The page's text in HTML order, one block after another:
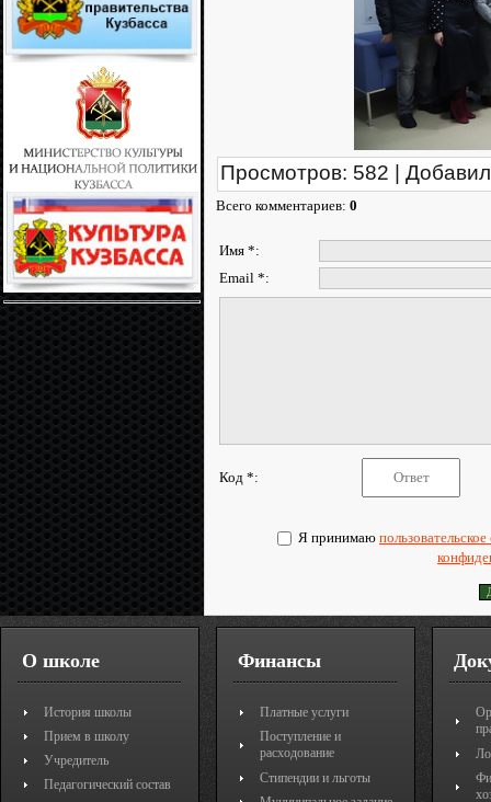
Просмотров: 582 Добавил
Всего комментариев: 0
Имя *:
Email *:
Код *:
Я принимаю
О школе
История школы
Прием в школу
Учредитель
Педагогический состав
Финансы
Платные услуги
Поступление и
расходование
Стипендии и льготы